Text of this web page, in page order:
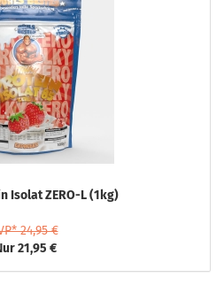
Isolat ZERO-L (1kg)
24,95 €
21,95 €